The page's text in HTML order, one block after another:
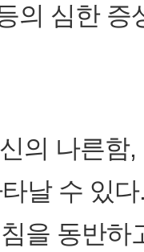
의 심한
의 나른함
날 수 있다
을 동반하